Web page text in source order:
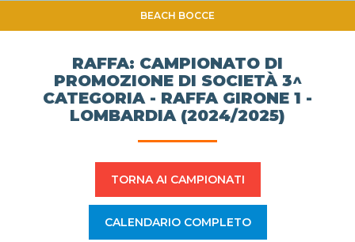
BEACH BOCCE
RAFFA: CAMPIONATO DI
PROMOZIONE DI SOCIETÀ 3^
CATEGORIA - RAFFA GIRONE 1 -
LOMBARDIA (2024/2025)
TORNA AI CAMPIONATI
CALENDARIO COMPLETO